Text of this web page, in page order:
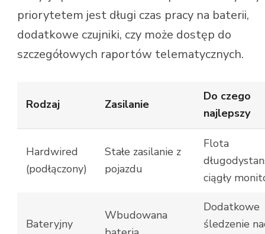
priorytetem jest długi czas pracy na baterii,
dodatkowe czujniki, czy może dostęp do
szczegółowych raportów telematycznych.
Rodzaj Zasilanie
Do czego
najlepszy
Hardwired
(podłączony)
Stałe zasilanie z
pojazdu
Flota
ciągły
Bateryjny
Wbudowana
Dodatkowe
śledzenie